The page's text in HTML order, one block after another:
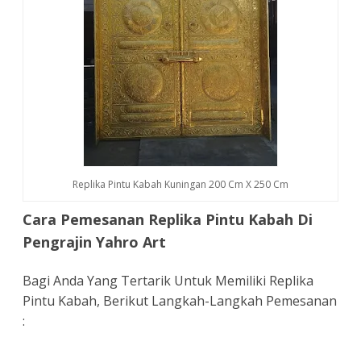
Replika Pintu Kabah Kuningan 200 Cm X 250 Cm
Cara Pemesanan Replika Pintu Kabah Di
Pengrajin Yahro Art
Bagi Anda Yang Tertarik Untuk Memiliki Replika
Pintu Kabah, Berikut Langkah-Langkah Pemesanan
: